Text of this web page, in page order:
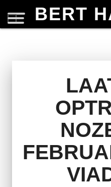
BERT